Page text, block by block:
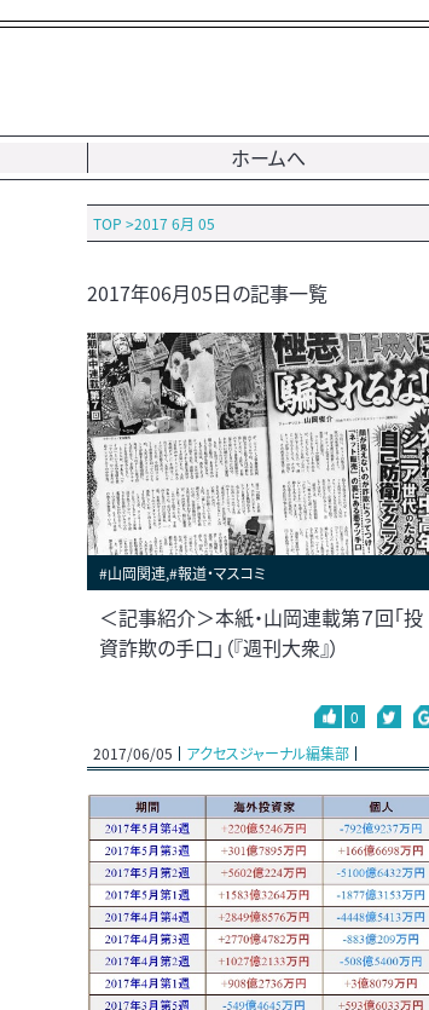
ホームへ
TOP >2017 6月 05
2017年06月05日の記事一覧
#山岡関連,#報道・マスコミ
＜記事紹介＞本紙・山岡連載第７回「投
資詐欺の手口」（『週刊大衆』）
0
2017/06/05
アクセスジャーナル編集部